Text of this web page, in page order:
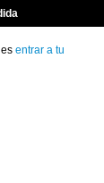
entrar a tu